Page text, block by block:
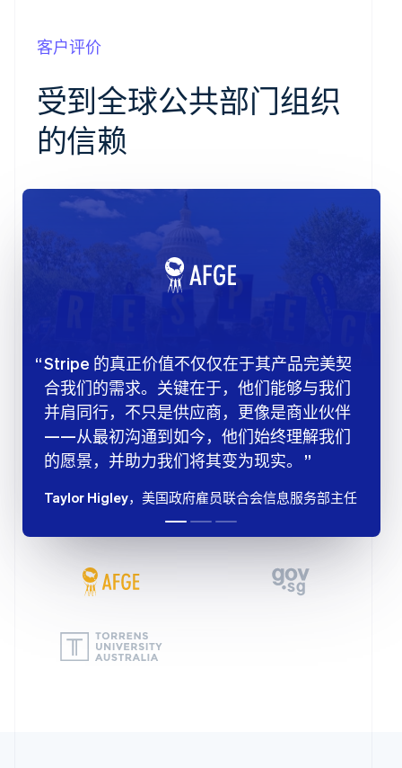
客户评价
受到全球公共部门组织
的信赖
Stripe 的真正价值不仅仅在于其产品完美契
合我们的需求。关键在于，他们能够与我们
并肩同行，不只是供应商，更像是商业伙伴
——从最初沟通到如今，他们始终理解我们
的愿景，并助力我们将其变为现实。
Taylor Higley，美国政府雇员联合会信息服务部主任